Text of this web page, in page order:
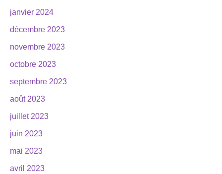
janvier 2024
décembre 2023
novembre 2023
octobre 2023
septembre 2023
août 2023
juillet 2023
juin 2023
mai 2023
avril 2023